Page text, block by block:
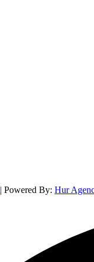
| Powered By: Hur